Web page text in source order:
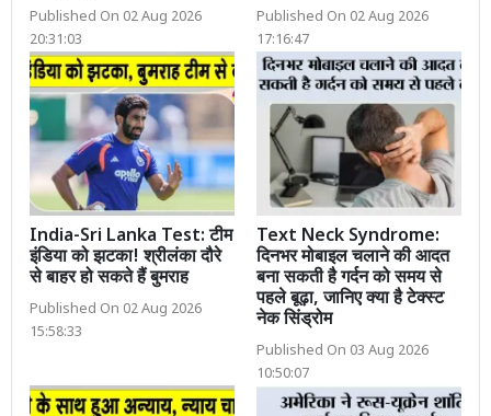
Published On 02 Aug 2026
20:31:03
Published On 02 Aug 2026
17:16:47
India-Sri Lanka Test: टीम
इंडिया को झटका! श्रीलंका दौरे
से बाहर हो सकते हैं बुमराह
Published On 02 Aug 2026
15:58:33
Text Neck Syndrome:
दिनभर मोबाइल चलाने की आदत
बना सकती है गर्दन को समय से
पहले बूढ़ा, जानिए क्या है टेक्स्ट
नेक सिंड्रोम
Published On 03 Aug 2026
10:50:07